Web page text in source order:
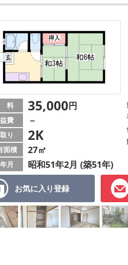
お気に入り登録
料 35,000円
費 －
り 2K
面積 27㎡
月 昭和51年2月 (築51年)